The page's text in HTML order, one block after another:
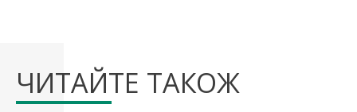
ЧИТАЙТЕ ТАКОЖ